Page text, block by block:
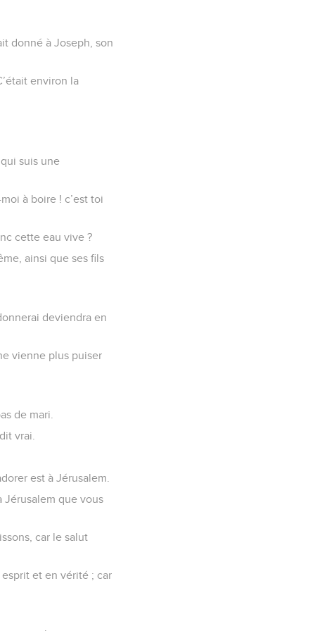
donné à Joseph, son
environ la
suis une
à boire ! c’est toi
cette eau vive ?
ainsi que ses fils
deviendra en
vienne plus puiser
de mari.
vrai.
est à Jérusalem.
Jérusalem que vous
car le salut
et en vérité ; car